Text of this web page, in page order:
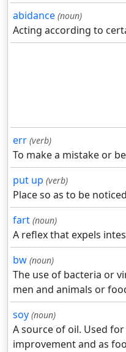
abidance (noun)
Acting according to
err (verb)
To make a mistake or
put up (verb)
Place so as to be
fart (noun)
A reflex that expels
bw (noun)
The use of bacteria or
men and animals or
soy (noun)
A source of oil. Used
improvement and as